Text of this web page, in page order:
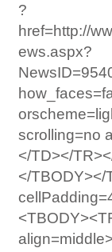
?
href=http://
ews.aspx?
scrolling=no
</TD></
</TBODY></